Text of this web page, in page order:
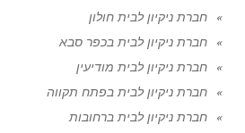
חברת ניקיון לבית חולון
חברת ניקיון לבית בכפר סבא
חברת ניקיון לבית מודיעין
חברת ניקיון לבית בפתח תקווה
חברת ניקיון לבית ברחובות